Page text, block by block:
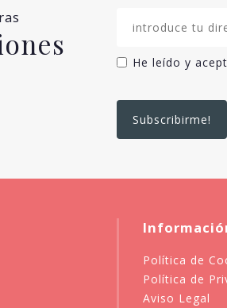
He leído y
Política de
Política de
Aviso Legal